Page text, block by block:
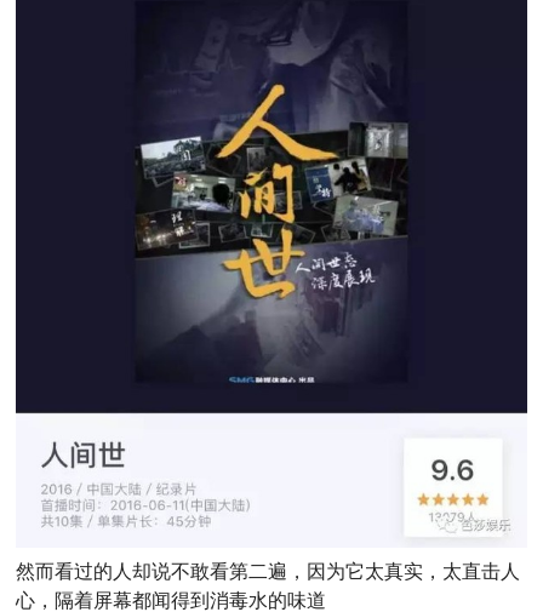
然而看过的人却说不敢看第二遍，因为它太真实，太直击人
心，隔着屏幕都闻得到消毒水的味道